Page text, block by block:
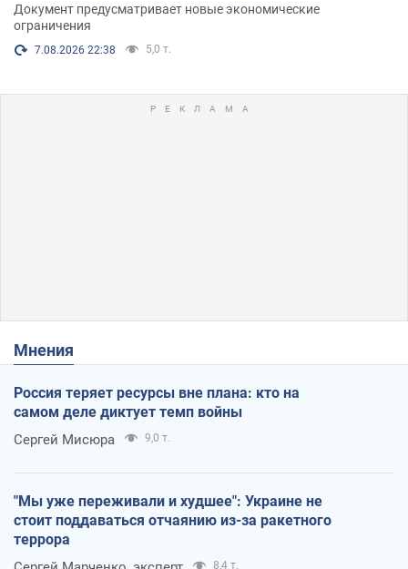
Документ предусматривает новые экономические
ограничения
7.08.2026 22:38 5,0 т.
Мнения
Россия теряет ресурсы вне плана: кто на
самом деле диктует темп войны
Сергей Мисюра 9,0 т.
"Мы уже переживали и худшее": Украине не
стоит поддаваться отчаянию из-за ракетного
террора
8,4 т.